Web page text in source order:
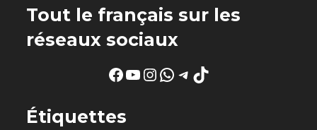
Tout le français sur les
réseaux sociaux
Facebook
YouTube
Instagram
WhatsApp
Telegram
TikTok
Étiquettes